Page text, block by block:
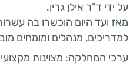
על ידי ד"ר אילן גרין.
מאז ועד היום הוכשרו בה
למדריכים, מנהלים ומומחים
ערכי המחלקה: מצוינות